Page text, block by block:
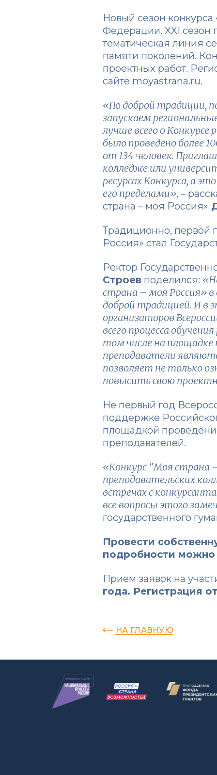
Новый сезон
Федерации. XXI сезон
тематическая линия
памяти поколений.
проектных работ.
сайте moyastrana.ru.
«По доброй традиции,
запускаем
лучше всего о
было проведено более
от 134 человек.
колледже или
ресурсах Конкурса, а
его пределами», –
страна – моя Россия»
Традиционно, первой
Россия» стал
Ректор
Строев поделился:
страна – моя Россия»
доброй традицией. И в
организаторов
всего процесса
том числе на
преподаватели
позволяет не только
повысить свою
Не первый год
поддержке
площадкой
преподавателей.
«Конкурс "Моя страна
преподавательских
встречах с
все вопросы этого
государственного
Провести
подробности можно
Прием заявок на
года. Регистрация
НА ГЛАВНУЮ